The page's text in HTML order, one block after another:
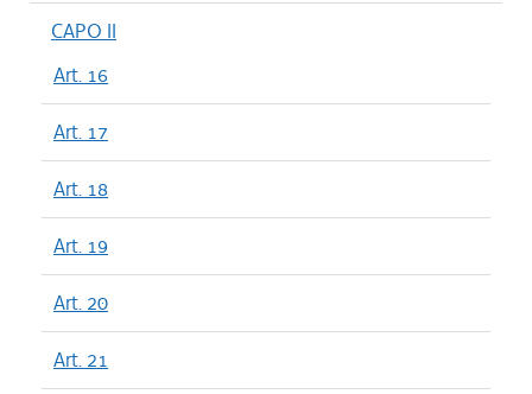
CAPO II
Art. 16
Art. 17
Art. 18
Art. 19
Art. 20
Art. 21